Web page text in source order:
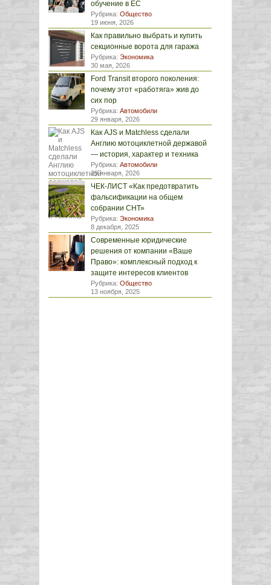
обучение в ЕС
Рубрика: Общество
19 июня, 2026
Как правильно выбрать и купить
секционные ворота для гаража
Рубрика: Экономика
30 мая, 2026
Ford Transit второго поколения:
почему этот «работяга» жив до
сих пор
Рубрика: Автомобили
29 января, 2026
Как AJS и Matchless сделали
Англию мотоциклетной державой
— история, характер и техника
Рубрика: Автомобили
29 января, 2026
ЧЕК-ЛИСТ «Как предотвратить
фальсификации на общем
собрании СНТ»
Рубрика: Экономика
8 декабря, 2025
Современные юридические
решения от компании «Ваше
Право»: комплексный подход к
защите интересов клиентов
Рубрика: Общество
13 ноября, 2025